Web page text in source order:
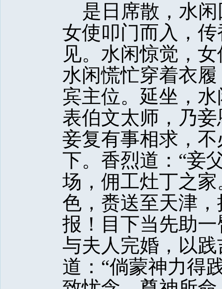
是日席散，水闲
女使叩门而入，
见。水闲惊觉，
水闲慌忙穿着衣
宾主位。延坐，
表伯文太师，乃
妾复有事相求，
下。香烈道：“妾
场，佣工灶丁之
色，赉送至天津
报！目下当先助
与夫人完婚，以
道：“倘蒙神力得